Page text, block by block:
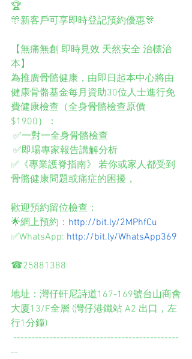
🏆
🎊新客戶可享即時登記預約優惠🎊
【無痛無創 即時見效 天然安全 治標治
本】
為推廣骨骼健康，由即日起本中心將由
健康骨骼基金每月資助30位人士進行免
費健康檢查（全身骨骼檢查原價
$1900）：
✅一對一全身骨骼檢查
✅即場專家報告講解分析
✅《專業護脊指南》 若你或家人都受到
骨骼健康問題或痛症的困擾，
歡迎預約留位檢查：
🌟網上預約： http://bit.ly/2MPhfCu
✅WhatsApp: http://bit.ly/WhatsApp369
☎25881388
地址：灣仔軒尼詩道167-169號台山商會
大廈13/F全層 (灣仔港鐵站 A2 出口，左
行1分鐘)
--